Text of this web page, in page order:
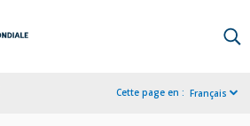
Cette page en : Français